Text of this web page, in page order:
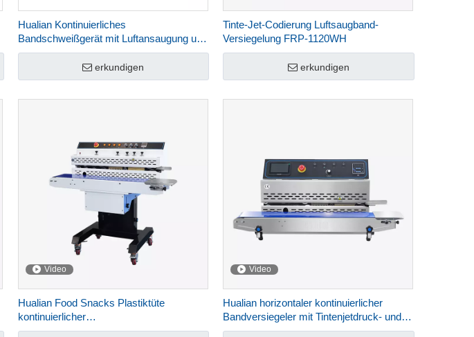
Hualian Kontinuierliches
Bandschweißgerät mit Luftansaugung und
Gasspülung und UV-CO2-
Lasermarkierung FRJ-1120WH
erkundigen
Tinte-Jet-Codierung Luftsaugband-
Versiegelung FRP-1120WH
erkundigen
Video
Hualian Food Snacks Plastiktüte
kontinuierlicher
Druckbandversiegelungsmaschine
Video
Hualian horizontaler kontinuierlicher
Bandversiegeler mit Tintenjetdruck- und
Codierungsfunktion FRP-810i